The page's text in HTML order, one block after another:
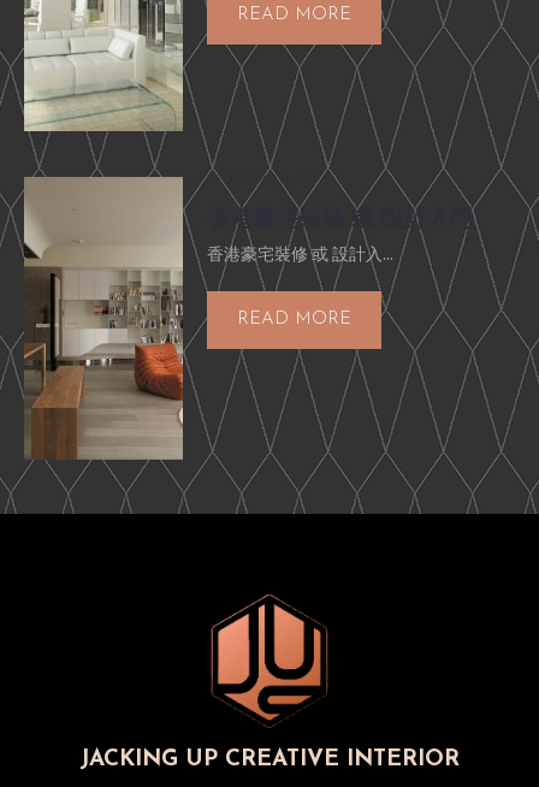
READ MORE
7 7 月, 2017 11:31 上午
香港豪宅裝修 或 設計入門
香港豪宅裝修 或 設計入...
READ MORE
JACKING UP CREATIVE INTERIOR